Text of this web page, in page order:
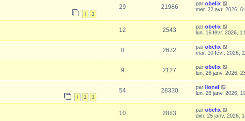
1 2
29 21986 par obelix
mer. 22 avr. 2026,
12 2543 par obelix
lun. 16 févr. 2026,
0 2672 par obelix
mar. 10 févr. 2026,
9 2127 par obelix
lun. 26 janv. 2026,
1 2 3
54 28330 par lionel
lun. 26 janv. 2026,
10 2883 par obelix
dim. 25 janv. 2026,